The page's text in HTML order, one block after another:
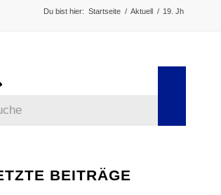
Du bist hier: Startseite / Aktuell / 19. Jh
BEITRÄGE